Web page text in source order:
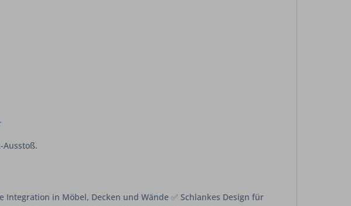
Ausstoß.
in Möbel, Decken und Wände ✅ Schlankes Design für